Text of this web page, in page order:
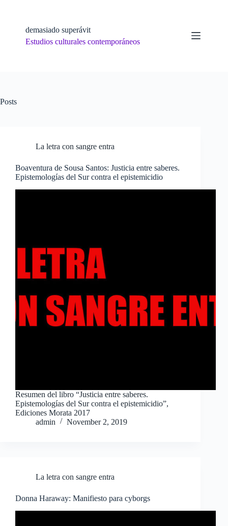
demasiado superávit
Estudios culturales contemporáneos
Posts
La letra con sangre entra
Boaventura de Sousa Santos: Justicia entre saberes.
Epistemologías del Sur contra el epistemicidio
Resumen del libro “Justicia entre saberes.
Epistemologías del Sur contra el epistemicidio”,
Ediciones Morata 2017
admin
November 2, 2019
La letra con sangre entra
Donna Haraway: Manifiesto para cyborgs